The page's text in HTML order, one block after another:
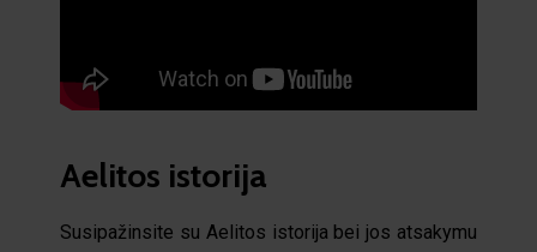
Aelitos istorija
Susipažinsite su Aelitos istorija bei jos atsakymu